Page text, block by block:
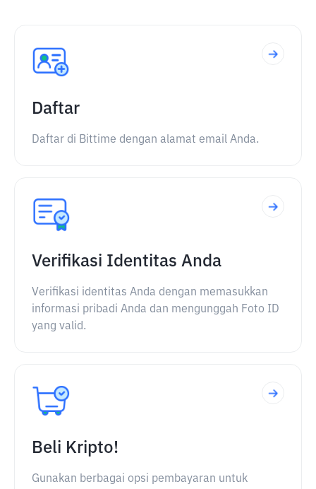
Daftar
Daftar di Bittime dengan alamat email Anda.
Verifikasi Identitas Anda
Verifikasi identitas Anda dengan memasukkan
informasi pribadi Anda dan mengunggah Foto ID
yang valid.
Beli Kripto!
Gunakan berbagai opsi pembayaran untuk